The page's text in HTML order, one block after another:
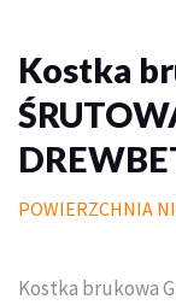
Kostka
POWIERZCHNIA
Kostka brukowa